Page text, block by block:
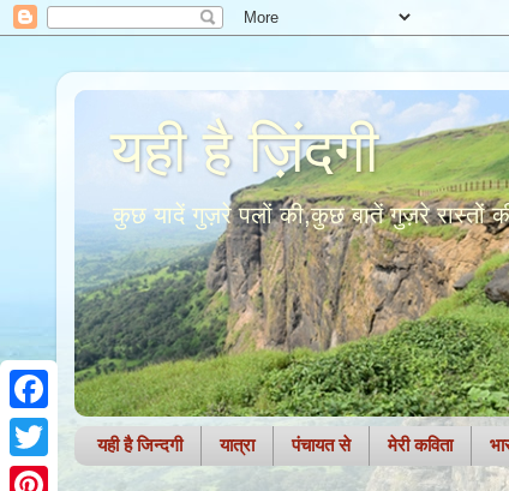
यही है ज़िंदगी
कुछ यादें गुज़रे पलों की,कुछ बातें गुज़रे रास्तों
यही है जिन्दगी यात्रा पंचायत से मेरी कविता
F
a
T